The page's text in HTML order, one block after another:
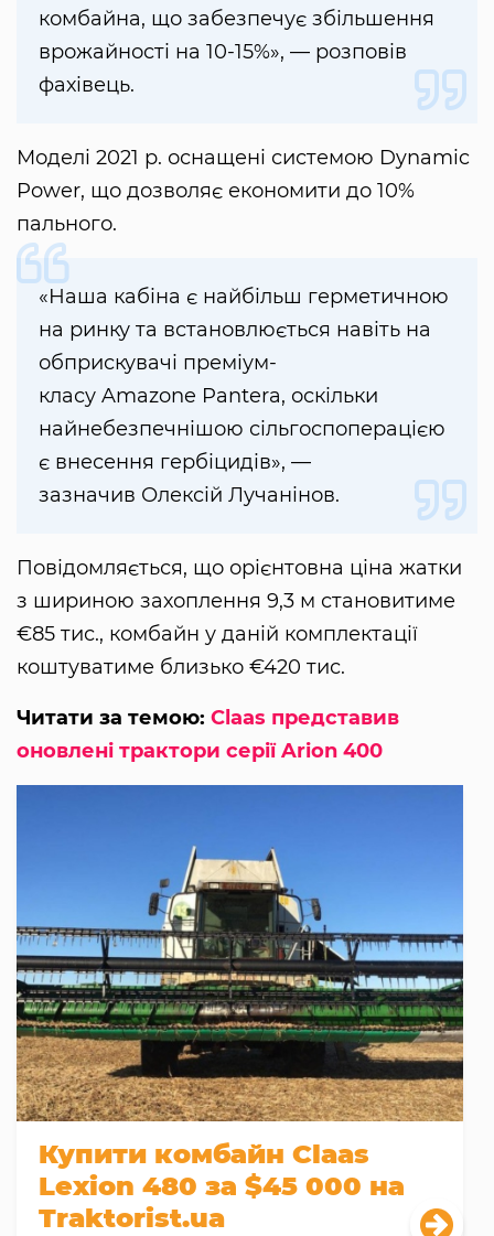
комбайна, що забезпечує збільшення
врожайності на 10-15%», — розповів
фахівець.
Моделі 2021 р. оснащені системою Dynamic
Power, що дозволяє економити до 10%
пального.
«Наша кабіна є найбільш герметичною
на ринку та встановлюється навіть на
обприскувачі преміум-
класу Amazone Pantera, оскільки
найнебезпечнішою сільгоспоперацією
є внесення гербіцидів», —
зазначив Олексій Лучанінов.
Повідомляється, що орієнтовна ціна жатки
з шириною захоплення 9,3 м становитиме
€85 тис., комбайн у даній комплектації
коштуватиме близько €420 тис.
Читати за темою: Claas представив
оновлені трактори серії Arion 400
Купити комбайн Claas
Lexion 480 за $45 000 на
Traktorist.ua